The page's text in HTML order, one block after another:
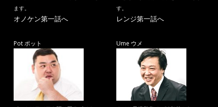
ます。
オノケン第一話へ
す。
レンジ第一話へ
Pot ポット Ume ウメ